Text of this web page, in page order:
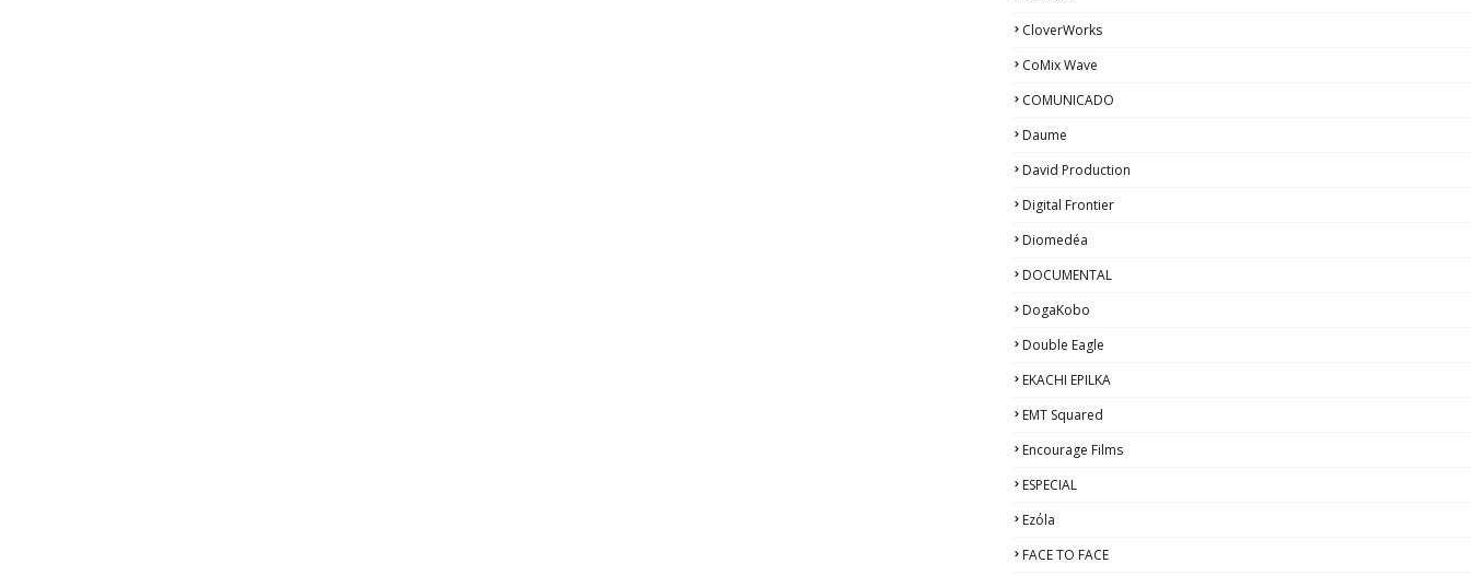
CloverWorks
CoMix Wave
COMUNICADO
Daume
David Production
Digital Frontier
Diomedéa
DOCUMENTAL
DogaKobo
Double Eagle
EKACHI EPILKA
EMT Squared
Encourage Films
ESPECIAL
Ezόla
FACE TO FACE